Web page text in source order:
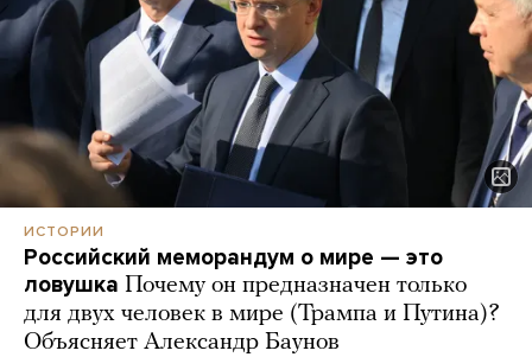
ИСТОРИИ
Российский меморандум о мире — это
ловушка Почему он предназначен только
для двух человек в мире (Трампа и Путина)?
Объясняет Александр Баунов